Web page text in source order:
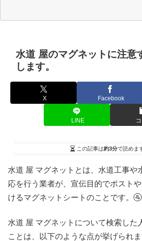
水道 屋のマグネットに注意
します。
X Facebook
LINE
この記事は約3分で読めま
水道 屋 マグネットとは、水道工事や
応を行う業者が、宣伝目的でポスト
けるマグネットシートのことです。🚰
水道 屋 マグネットについて検索した
ことは、以下のような点が挙げられま